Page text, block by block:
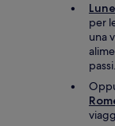
per
una
passi.